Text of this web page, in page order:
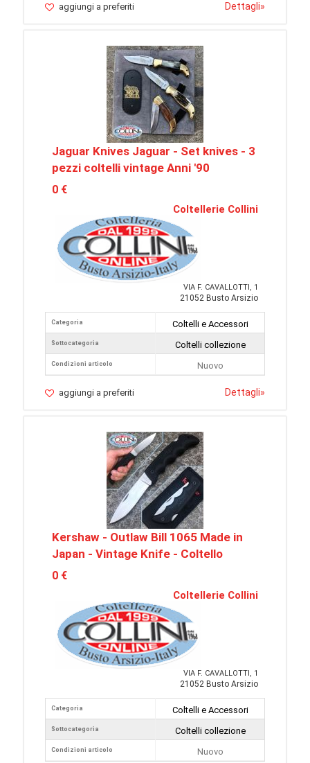
aggiungi a preferiti Dettagli»
Jaguar Knives Jaguar - Set knives - 3
pezzi coltelli vintage Anni '90
0 €
Coltellerie Collini
VIA F. CAVALLOTTI, 1
21052 Busto Arsizio
Categoria
Sottocategoria
Condizioni articolo
Coltelli e Accessori
Coltelli collezione
Nuovo
aggiungi a preferiti Dettagli»
Kershaw - Outlaw Bill 1065 Made in
Japan - Vintage Knife - Coltello
0 €
Coltellerie Collini
VIA F. CAVALLOTTI, 1
21052 Busto Arsizio
Categoria
Sottocategoria
Condizioni articolo
Coltelli e Accessori
Coltelli collezione
Nuovo